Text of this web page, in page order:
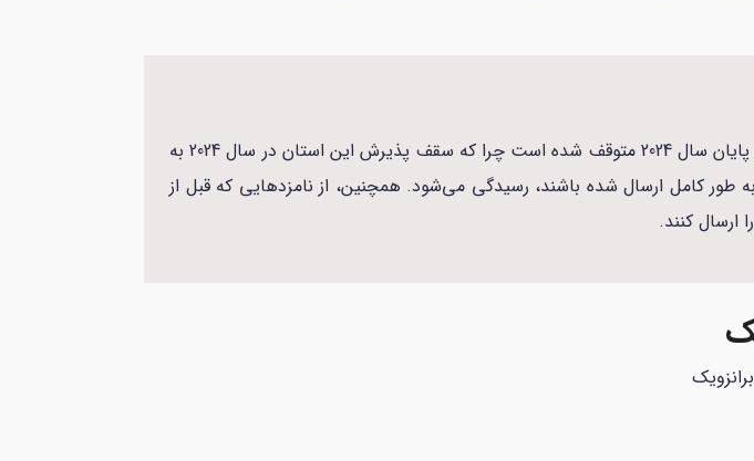
از 29 آگوست 2024، صدور دعوت نامه‌های جدید برای اسکیل ورکر نیوبرانزویک تا پایان سال 2024 متوقف شده است چرا که سقف پذیرش این استان در سال 2024 به
پایان رسیده است. البته به درخواست‌هایی که قبل از پنج‌شنبه 29 آگوست 2024 به طور کامل ارسال شده باشند، رسیدگی می‌شود. همچنین، از نامزدهایی که قبل از